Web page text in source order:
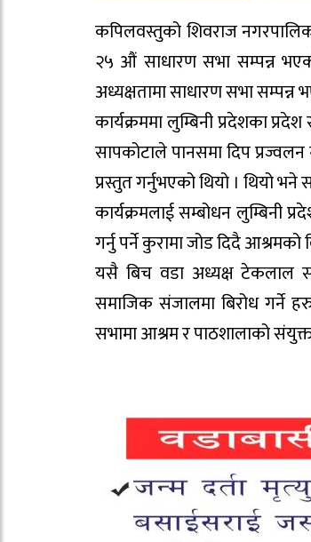
कपिलवस्तुको शिवराज
२५ औं साधारण सभा सम्पन्न
अध्यक्षतामा साधारण सभा सम्पन्न
कार्यक्रममा लुम्बिनी प्रदेशका
सापकोटाले पानसमा दिप
प्रस्तुत गर्नुभएको थियो । थियो
कार्यक्रमलाई सम्बोधन लुम्बिनी
गर्नु पर्ने कुरामा जोड दिदै
यसै बिच वडा अध्यक्ष टेकलाल
समाजिक संजालमा बिरोध गर्ने
सभामा आश्रम र पाठशालाको